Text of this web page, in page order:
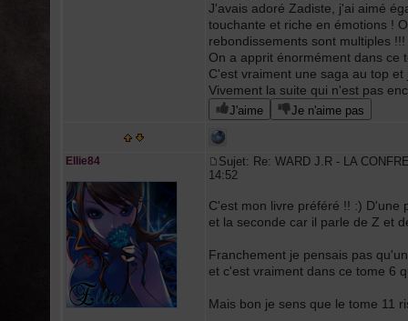
J'avais adoré Zadiste, j'ai aimé
touchante et riche en émotions !
rebondissements sont multiples !!!
On a apprit énormément dans ce
C'est vraiment une saga au top
Vivement la suite qui n'est pas
J'aime Je n'aime pas
Ellie84
Sujet: Re: WARD J.R - LA
14:52
C'est mon livre préféré !! :) D'une
et la seconde car il parle de Z et
Franchement je pensais pas
et c'est vraiment dans ce tome 6
Mais bon je sens que le tome 11